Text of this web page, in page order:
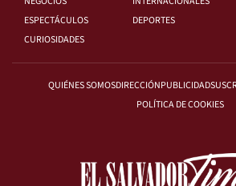
ESPECTÁCULOS
DEPORTES
CURIOSIDADES
QUIÉNES SOMOSDIRECCIÓNPUBLICIDAD
POLÍTICA DE COOKIES